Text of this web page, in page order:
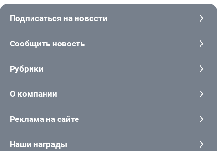
Подписаться на новости
Сообщить новость
Рубрики
О компании
Реклама на сайте
Наши награды